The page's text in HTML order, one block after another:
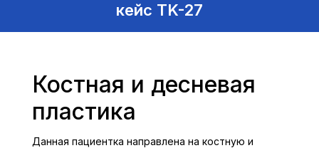
кейс TK-27
Костная и десневая
пластика
Данная пациентка направлена на костную и